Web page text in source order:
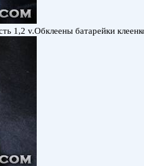
1,2 v.Обклеены батарейки